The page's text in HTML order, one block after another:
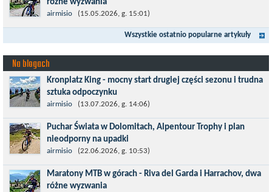
różne wyzwania
Maj to idealny czas, by z płaskich i szybkich wyścigów przejść do
znacznie bardziej ambitnych wyzwań, jakimi są górskie wyścigi
airmisio (15.05.2026, g. 15:01)
Wszystkie ostatnio popularne artykuły
Na blogach
Kronplatz King - mocny start drugiej części sezonu i trudna
sztuka odpoczynku
Kronplatz King, epicki MTB Maraton z metą na 2275 m we
włoskich Alpach – łącznie 3000 metrów przewyższenia na
dystansie 60 km, ze...
airmisio (13.07.2026, g. 14:06)
Puchar Świata w Dolomitach, Alpentour Trophy i plan
nieodporny na upadki
Czerwiec w moim planie oznaczał wejście w najbardziej
wymagający etap i cel pierwszej części sezonu: Puchar Świata w
maratonie MTB w Dolomitach...
airmisio (22.06.2026, g. 10:53)
Maratony MTB w górach - Riva del Garda i Harrachov, dwa
różne wyzwania